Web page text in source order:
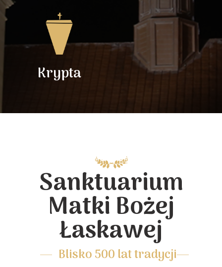
Krypta
Sanktuarium
Matki Bożej
Łaskawej
Blisko 500 lat tradycji